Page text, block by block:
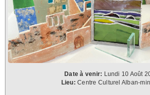
Date à venir: Lundi 10 Août
Lieu: Centre Culturel Alban-